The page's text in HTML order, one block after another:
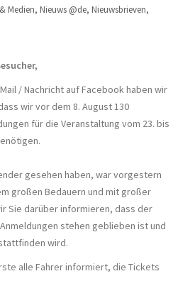
Medien, Nieuws @de, Nieuwsbrieven,
/ Nachricht auf Facebook haben wir
wir vor dem 8. August 130
für die Veranstaltung vom 23. bis
gesehen haben, war vorgestern
großen Bedauern und mit großer
Sie darüber informieren, dass der
stehen geblieben ist und
wird.
alle Fahrer informiert, die Tickets